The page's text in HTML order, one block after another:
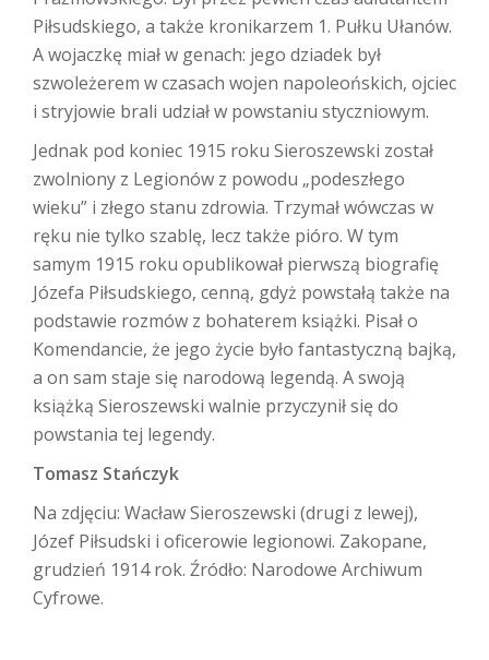
Piłsudskiego, a także kronikarzem 1. Pułku Ułanów.
A wojaczkę miał w genach: jego dziadek był
szwoleżerem w czasach wojen napoleońskich, ojciec
i stryjowie brali udział w powstaniu styczniowym.
Jednak pod koniec 1915 roku Sieroszewski został
zwolniony z Legionów z powodu „podeszłego
wieku” i złego stanu zdrowia. Trzymał wówczas w
ręku nie tylko szablę, lecz także pióro. W tym
samym 1915 roku opublikował pierwszą biografię
Józefa Piłsudskiego, cenną, gdyż powstałą także na
podstawie rozmów z bohaterem książki. Pisał o
Komendancie, że jego życie było fantastyczną bajką,
a on sam staje się narodową legendą. A swoją
książką Sieroszewski walnie przyczynił się do
powstania tej legendy.
Tomasz Stańczyk
Na zdjęciu: Wacław Sieroszewski (drugi z lewej),
Józef Piłsudski i oficerowie legionowi. Zakopane,
grudzień 1914 rok. Źródło: Narodowe Archiwum
Cyfrowe.